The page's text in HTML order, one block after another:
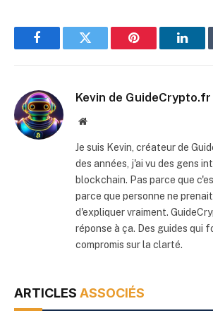
FacebookTwitter Pinterest
Kevin de GuideCrypto.fr
Website
Je suis Kevin, créateur de
des années, j'ai vu des gens
blockchain. Pas parce que
parce que personne ne
d'expliquer vraiment.
réponse à ça. Des guides qui
compromis sur la clarté.
ARTICLES ASSOCIÉS